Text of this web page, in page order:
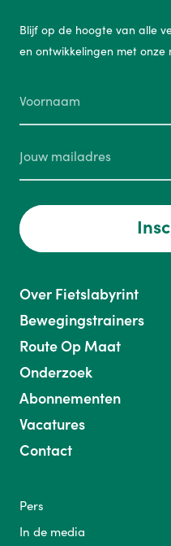
Blijf op de hoogte van alle
en ontwikkelingen met onze
Over Fietslabyrint
Bewegingstrainers
Route Op Maat
Onderzoek
Abonnementen
Vacatures
Contact
Pers
In de media